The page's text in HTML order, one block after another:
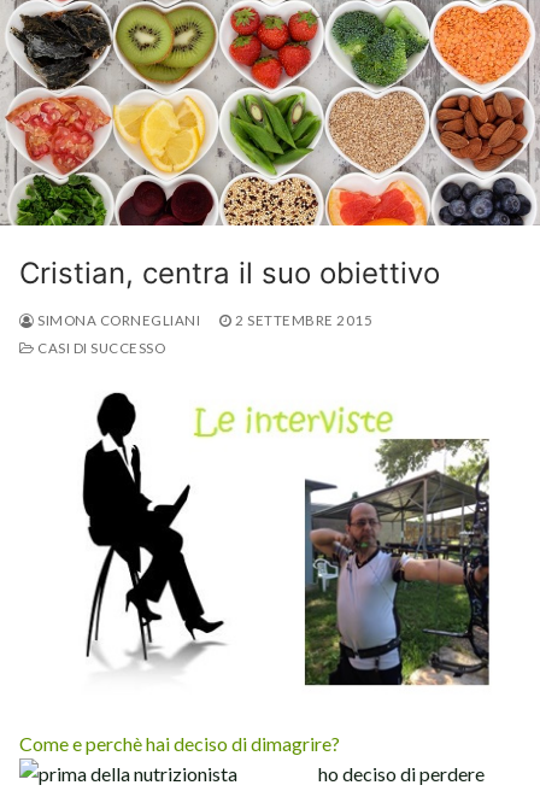
Cristian, centra il suo obiettivo
SIMONA CORNEGLIANI
2 SETTEMBRE 2015
CASI DI SUCCESSO
Come e perchè hai deciso di dimagrire?
ho deciso di perdere